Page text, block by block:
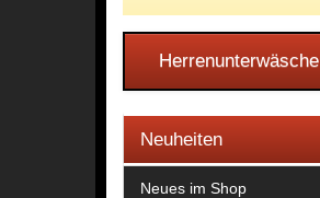
Herrenunterwäsche
Neuheiten
Neues im Shop